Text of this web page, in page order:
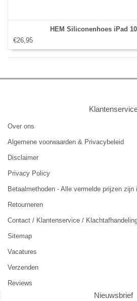
HEM Siliconenhoes iPad
€26,95
Over ons
Algemene voorwaarden & Privacybeleid
Disclaimer
Privacy Policy
Betaalmethoden - Alle vermelde prijzen zijn
Retourneren
Contact / Klantenservice /
Sitemap
Vacatures
Verzenden
Reviews
Nieuwsbrief